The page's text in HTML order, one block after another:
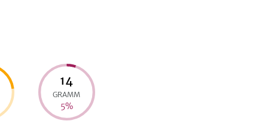
14
GRAMM
5%